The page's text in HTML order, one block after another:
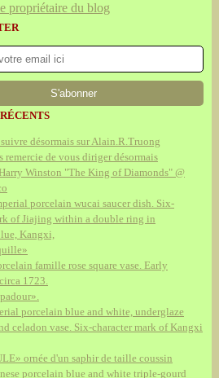
propriétaire du blog
désormais sur Alain.R.Truong
remercie de vous diriger désormais
Winston "The King of Diamonds" @
porcelain wucai saucer dish. Six-
of Jiajing within a double ring in
Kangxi,
famille rose square vase. Early
1723.
porcelain blue and white, underglaze
celadon vase. Six-character mark of Kangxi
ornée d'un saphir de taille coussin
porcelain blue and white triple-gourd